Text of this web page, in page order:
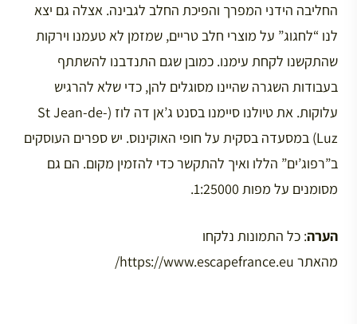
החליבה הידני המפרך והפיכת החלב לגבינה. אצלה גם יצא
לנו “לחגוג” על מוצרי חלב טריים, שמזמן לא טעמנו וירקות
שהתקשנו לקחת עימנו. כמובן שגם התנדבנו להשתתף
בעבודות השגרה שהיינו מסוגלים להן, כדי שלא להרגיש
עלוקות. את טיולנו סיימנו בסנט ג’אן דה לוז (St Jean-de-
Luz) במסעדה בסקית על חופי האוקינוס. יש ספרים העוסקים
ב”רפוג’ים” הללו ואיך להתקשר כדי להזמין מקום. הם גם
מסומנים על מפות 1:25000.
הערה: כל התמונות נלקחו
מהאתר https://www.escapefrance.eu/